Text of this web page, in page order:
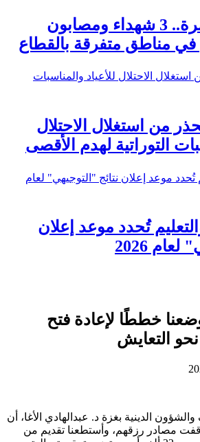
خروقات مستمرة.. 3 شهداء ومصابون
في مناطق متفرقة بالقطاع
من استغلال الاحتلال
التوراتية لهدم الأقصى
تُحدد موعد إعلان
2026
خططًا لإعادة فتح
التعايش
الدينية بغزة د. عبدالهادي الأغا، أن
مصادر رزقهم، وأستطعنا تقديم من